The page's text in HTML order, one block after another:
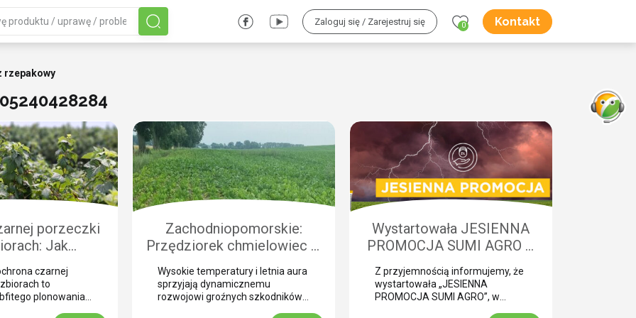
Zaloguj się / Zarejestruj się 0 Kontakt
rzepakowy
porzeczki
Jak
plantację
i
czarnej
to
plonowania
Zachodniopomorskie:
Przędziorek chmielowiec w
burakach. Jak nie pomylić go
z suszą i skutecznie
zwalczyć? (WIDEO)
Wysokie temperatury i letnia aura
sprzyjają dynamicznemu
rozwojowi groźnych szkodników
Wystartowała JESIENNA
PROMOCJA SUMI AGRO –
zyskaj natychmiastowe
rabaty!
Z przyjemnością informujemy, że
wystartowała „JESIENNA
PROMOCJA SUMI AGRO”, w